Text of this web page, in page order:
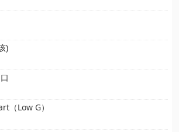
)
（Low G）